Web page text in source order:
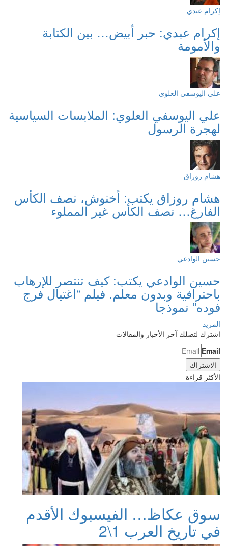
إكرام عبدي
إكرام عبدي: حبر أبيض… بين الكتابة
والأمومة
علي اليوسفي العلوي
علي اليوسفي العلوي: الملابسات السياسية
لهجرة الرسول
هشام روزاق
هشام روزاق يكتب: أخنوش، نصف الكأس
الفارغ… نصف الكأس غير المملوء
حسين الوادعي
حسين الوادعي يكتب: كيف تنتصر للإرهاب
باحترافية وبدون معلم. فيلم “اغتيال فرج
فوده” نموذجا
المزيد
اشترك لتصلك آخر الأخبار والمقالات
Email
الأكثر قراءة
سوق عكاظ… الفيسبوك الأقدم
في تاريخ العرب 1\2